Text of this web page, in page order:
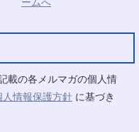
載の各メルマガの個人情
情報保護方針 に基づき